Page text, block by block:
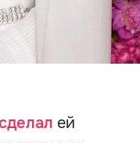
ей